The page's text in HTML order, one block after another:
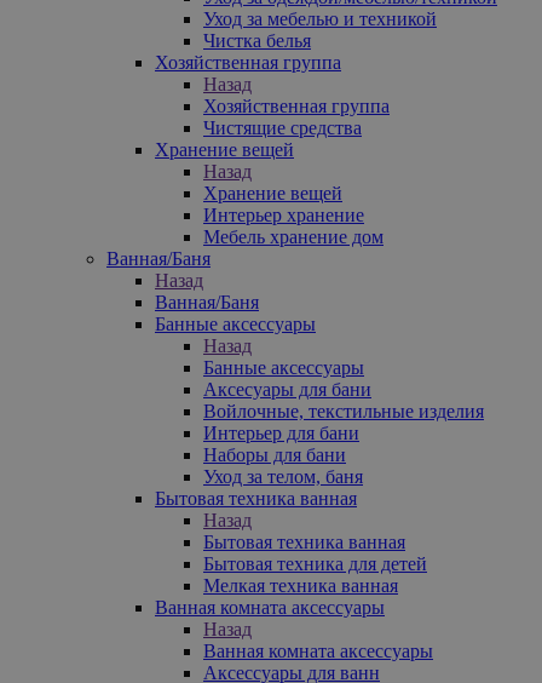
Уход за мебелью и техникой
Чистка белья
Хозяйственная группа
Назад
Хозяйственная группа
Чистящие средства
Хранение вещей
Назад
Хранение вещей
Интерьер хранение
Мебель хранение дом
Ванная/Баня
Назад
Ванная/Баня
Банные аксессуары
Назад
Банные аксессуары
Аксесуары для бани
Войлочные, текстильные изделия
Интерьер для бани
Наборы для бани
Уход за телом, баня
Бытовая техника ванная
Назад
Бытовая техника ванная
Бытовая техника для детей
Мелкая техника ванная
Ванная комната аксессуары
Назад
Ванная комната аксессуары
Аксессуары для ванн